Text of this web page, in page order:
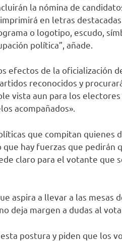
la nómina de
en letras
o logotipo, escudo,
política”, añade.
efectos de la oficialización
reconocidos y
vista aun para los
acompañados».
que compitan quienes
hay fuerzas que pedirán
claro para el votante que
aspira a llevar a las mesas
deja margen a dudas al
postura y piden que los